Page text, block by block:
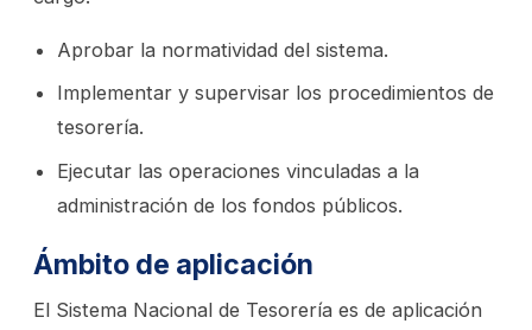
Aprobar la normatividad del sistema.
Implementar y supervisar los procedimientos de
tesorería.
Ejecutar las operaciones vinculadas a la
administración de los fondos públicos.
Ámbito de aplicación
El Sistema Nacional de Tesorería es de aplicación